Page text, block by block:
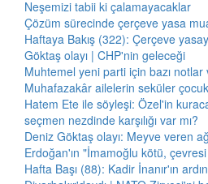
Neşemizi tabii ki çalamayacaklar
Çözüm sürecinde çerçeve yasa
Haftaya Bakış (322): Çerçeve
Göktaş olayı | CHP'nin geleceği
Muhtemel yeni parti için bazı
Muhafazakâr ailelerin seküler
Hatem Ete ile söyleşi: Özel'in
seçmen nezdinde karşılığı var mı?
Deniz Göktaş olayı: Meyve veren
Erdoğan'ın "İmamoğlu kötü,
Hafta Başı (88): Kadir İnanır'ın